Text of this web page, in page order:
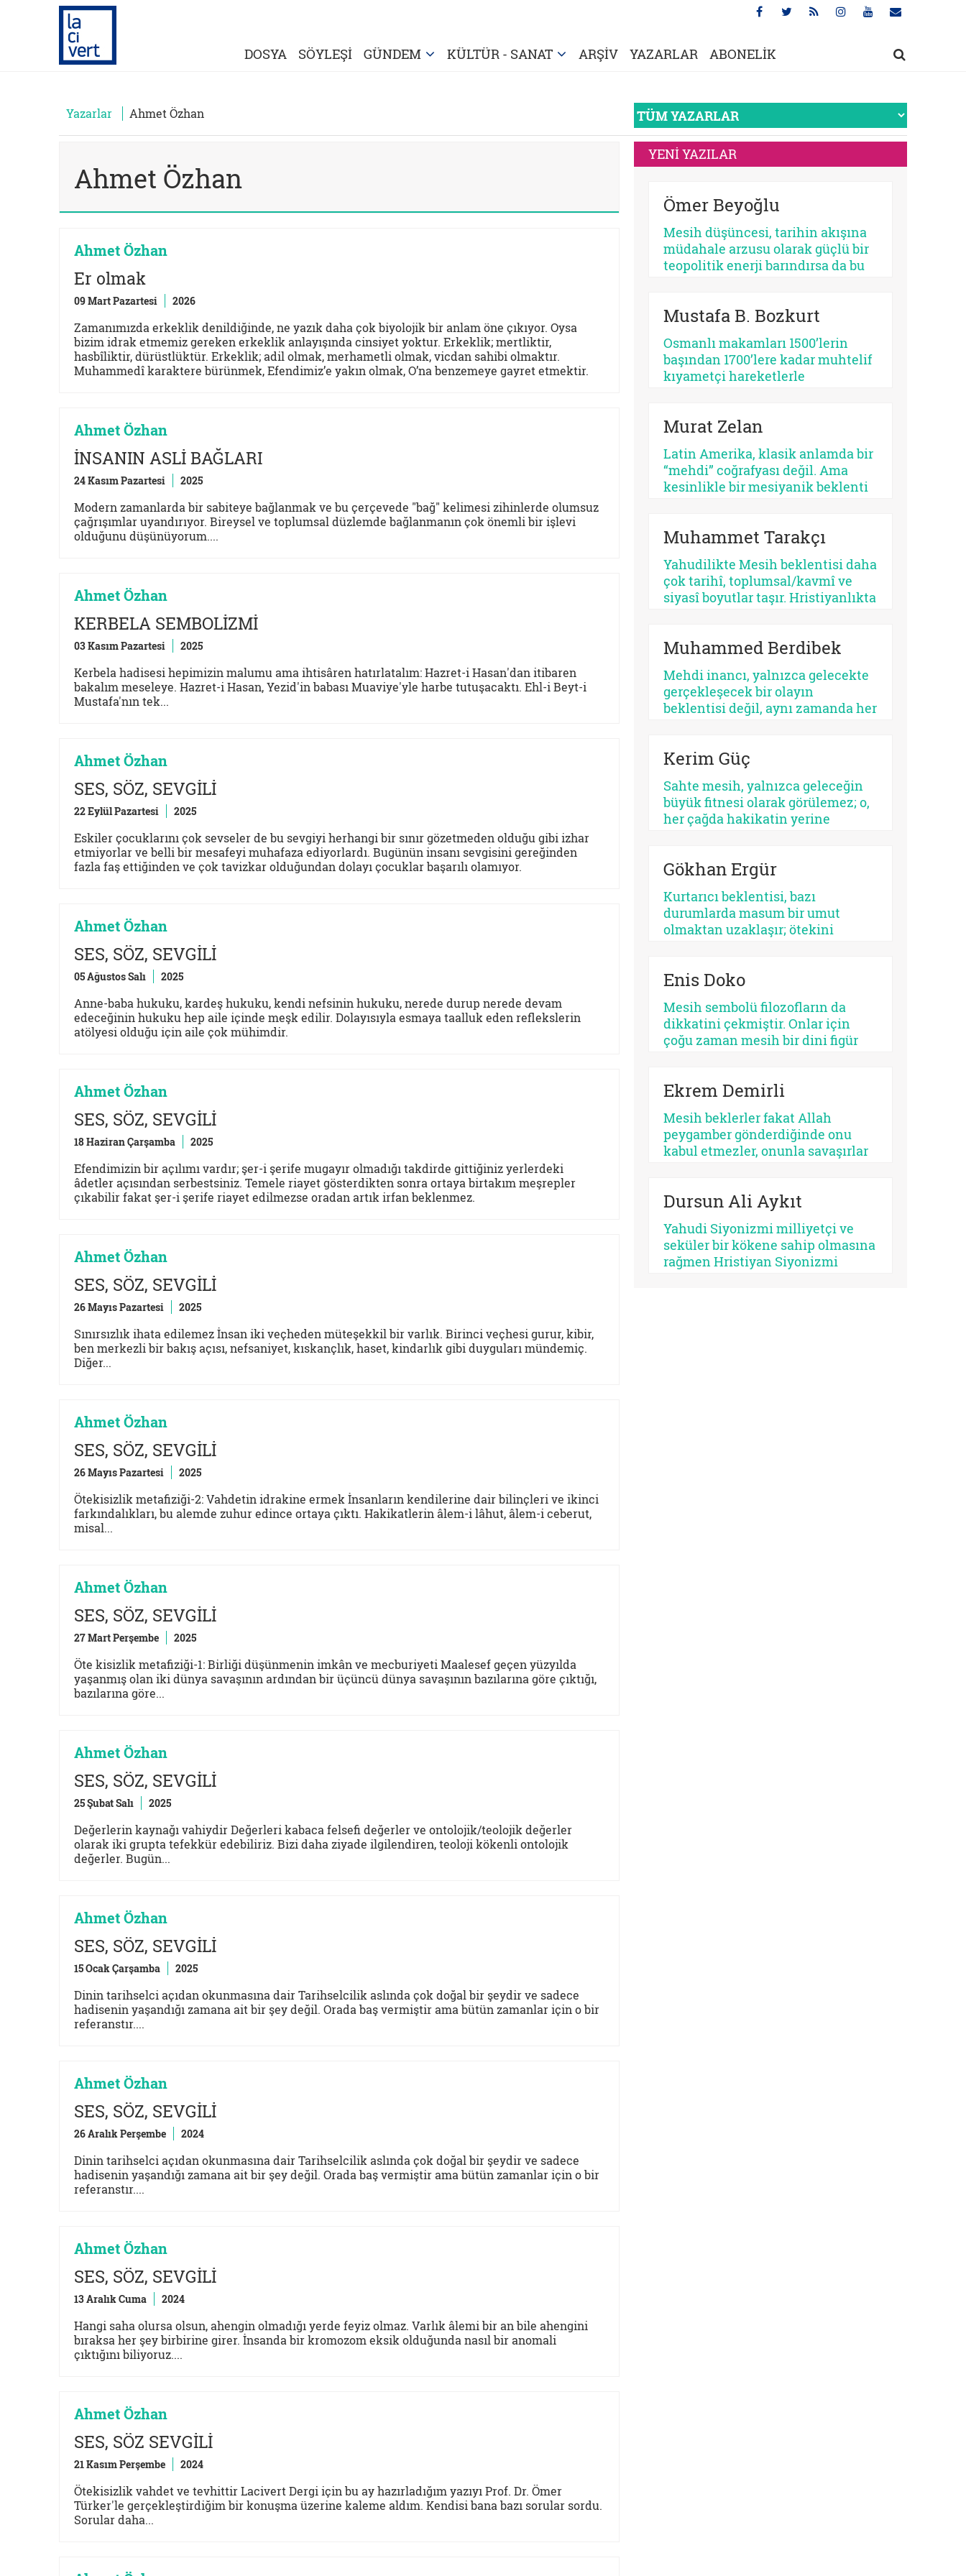
DOSYA SÖYLEŞİ GÜNDEM KÜLTÜR - SANAT ARŞİV YAZARLAR ABONELİK
Yazarlar Ahmet Özhan
Ahmet Özhan
Ahmet Özhan
Er olmak
09 Mart Pazartesi 2026
Zamanımızda erkeklik denildiğinde, ne yazık daha çok biyolojik bir anlam öne çıkıyor. Oysa
bizim idrak etmemiz gereken erkeklik anlayışında cinsiyet yoktur. Erkeklik; mertliktir,
hasbîliktir, dürüstlüktür. Erkeklik; adil olmak, merhametli olmak, vicdan sahibi olmaktır.
Muhammedî karaktere bürünmek, Efendimiz’e yakın olmak, O’na benzemeye gayret etmektir.
Ahmet Özhan
İNSANIN ASLİ BAĞLARI
24 Kasım Pazartesi 2025
Modern zamanlarda bir sabiteye bağlanmak ve bu çerçevede "bağ" kelimesi zihinlerde olumsuz
çağrışımlar uyandırıyor. Bireysel ve toplumsal düzlemde bağlanmanın çok önemli bir işlevi
olduğunu düşünüyorum....
Ahmet Özhan
KERBELA SEMBOLİZMİ
03 Kasım Pazartesi 2025
Kerbela hadisesi hepimizin malumu ama ihtisâren hatırlatalım: Hazret-i Hasan'dan itibaren
bakalım meseleye. Hazret-i Hasan, Yezid'in babası Muaviye'yle harbe tutuşacaktı. Ehl-i Beyt-i
Mustafa'nın tek...
Ahmet Özhan
SES, SÖZ, SEVGİLİ
22 Eylül Pazartesi 2025
Eskiler çocuklarını çok sevseler de bu sevgiyi herhangi bir sınır gözetmeden olduğu gibi izhar
etmiyorlar ve belli bir mesafeyi muhafaza ediyorlardı. Bugünün insanı sevgisini gereğinden
fazla faş ettiğinden ve çok tavizkar olduğundan dolayı çocuklar başarılı olamıyor.
Ahmet Özhan
SES, SÖZ, SEVGİLİ
05 Ağustos Salı 2025
Anne-baba hukuku, kardeş hukuku, kendi nefsinin hukuku, nerede durup nerede devam
edeceğinin hukuku hep aile içinde meşk edilir. Dolayısıyla esmaya taalluk eden reflekslerin
atölyesi olduğu için aile çok mühimdir.
Ahmet Özhan
SES, SÖZ, SEVGİLİ
18 Haziran Çarşamba 2025
Efendimizin bir açılımı vardır; şer-i şerife mugayır olmadığı takdirde gittiğiniz yerlerdeki
âdetler açısından serbestsiniz. Temele riayet gösterdikten sonra ortaya birtakım meşrepler
çıkabilir fakat şer-i şerife riayet edilmezse oradan artık irfan beklenmez.
Ahmet Özhan
SES, SÖZ, SEVGİLİ
26 Mayıs Pazartesi 2025
Sınırsızlık ihata edilemez İnsan iki veçheden müteşekkil bir varlık. Birinci veçhesi gurur, kibir,
ben merkezli bir bakış açısı, nefsaniyet, kıskançlık, haset, kindarlık gibi duyguları mündemiç.
Diğer...
Ahmet Özhan
SES, SÖZ, SEVGİLİ
26 Mayıs Pazartesi 2025
Ötekisizlik metafiziği-2: Vahdetin idrakine ermek İnsanların kendilerine dair bilinçleri ve ikinci
farkındalıkları, bu alemde zuhur edince ortaya çıktı. Hakikatlerin âlem-i lâhut, âlem-i ceberut,
misal...
Ahmet Özhan
SES, SÖZ, SEVGİLİ
27 Mart Perşembe 2025
Öte kisizlik metafiziği-1: Birliği düşünmenin imkân ve mecburiyeti Maalesef geçen yüzyılda
yaşanmış olan iki dünya savaşının ardından bir üçüncü dünya savaşının bazılarına göre çıktığı,
bazılarına göre...
Ahmet Özhan
SES, SÖZ, SEVGİLİ
25 Şubat Salı 2025
Değerlerin kaynağı vahiydir Değerleri kabaca felsefi değerler ve ontolojik/teolojik değerler
olarak iki grupta tefekkür edebiliriz. Bizi daha ziyade ilgilendiren, teoloji kökenli ontolojik
değerler. Bugün...
Ahmet Özhan
SES, SÖZ, SEVGİLİ
15 Ocak Çarşamba 2025
Dinin tarihselci açıdan okunmasına dair Tarihselcilik aslında çok doğal bir şeydir ve sadece
hadisenin yaşandığı zamana ait bir şey değil. Orada baş vermiştir ama bütün zamanlar için o bir
referanstır....
Ahmet Özhan
SES, SÖZ, SEVGİLİ
26 Aralık Perşembe 2024
Dinin tarihselci açıdan okunmasına dair Tarihselcilik aslında çok doğal bir şeydir ve sadece
hadisenin yaşandığı zamana ait bir şey değil. Orada baş vermiştir ama bütün zamanlar için o bir
referanstır....
Ahmet Özhan
SES, SÖZ, SEVGİLİ
13 Aralık Cuma 2024
Hangi saha olursa olsun, ahengin olmadığı yerde feyiz olmaz. Varlık âlemi bir an bile ahengini
bıraksa her şey birbirine girer. İnsanda bir kromozom eksik olduğunda nasıl bir anomali
çıktığını biliyoruz....
Ahmet Özhan
SES, SÖZ SEVGİLİ
21 Kasım Perşembe 2024
Ötekisizlik vahdet ve tevhittir Lacivert Dergi için bu ay hazırladığım yazıyı Prof. Dr. Ömer
Türker'le gerçekleştirdiğim bir konuşma üzerine kaleme aldım. Kendisi bana bazı sorular sordu.
Sorular daha...
YENİ YAZILAR
Ömer Beyoğlu
Mesih düşüncesi, tarihin akışına
müdahale arzusu olarak güçlü bir
teopolitik enerji barındırsa da bu
toplumsal bir çürümeyi ve
Dünyayı bir bekleme odasına
çeviren her tasavvur, şimdiyi ve
insan iradesini değersizleştirir.
Mustafa B. Bozkurt
Osmanlı makamları 1500’lerin
başından 1700’lere kadar muhtelif
kıyametçi hareketlerle
başarmıştır. Bu devrin, özellikle
devri olması tesadüf değildir.
Siyasi krizler kıyametçi
beklentileri tetiklemektedir.
Murat Zelan
Latin Amerika, klasik anlamda bir
“mehdi” coğrafyası değil. Ama
kesinlikle bir mesiyanik beklenti
beklemez, çoğu zaman kendi
yarasına benzeyen bir yüz arar. Bu
yüzden kıtanın azizleri
kusurludur, öfkelidir, bazen
günahkârdır, bazen başarısızdır.
Muhammet Tarakçı
Yahudilikte Mesih beklentisi daha
çok tarihî, toplumsal/kavmî ve
siyasî boyutlar taşır. Hristiyanlıkta
ilişkilendirilir. Yahudilikte Mesih
ikbali ve istikbali ile ilgili iken,
Hristiyanlıkta Mesih’in misyonu
bütün insanlığa yöneliktir.
Muhammed Berdibek
Mehdi inancı, yalnızca gelecekte
gerçekleşecek bir olayın
beklentisi değil, aynı zamanda her
konumlandırılan bir düşünsel
merkez olarak Şiî geleneğin en
belirleyici unsurlarından biri
olmayı sürdürmektedir.
Kerim Güç
Sahte mesih, yalnızca geleceğin
büyük fitnesi olarak görülemez; o,
her çağda hakikatin yerine
sistemdir, kimi zaman bir şahıs,
kimi zaman bir kült, kimi zaman
da insanın kendi benliğidir. Biri
kalabalıkları yutar, diğeri kalbi.
Fakat ikisinin de kaynağı aynıdır:
Gökhan Ergür
Kurtarıcı beklentisi, bazı
durumlarda masum bir umut
olmaktan uzaklaşır; ötekini
açıdan bakıldığında, her kurtarıcı
işlemez. Bazısı insanı
olgunlaştırır, bazısı sertleştirir.
Bazısı dayanıklılık üretir, bazısı
Enis Doko
Mesih sembolü filozofların da
dikkatini çekmiştir. Onlar için
çoğu zaman mesih bir dini figür
olarak düşünürken, kimileri onun
ideolojilerde yaşamaya devam
ettiğini savunur.
Ekrem Demirli
Mesih beklerler fakat Allah
peygamber gönderdiğinde onu
kabul etmezler, onunla savaşırlar
ayak sürürler. Günümüz için de
bunu düşünmek mümkündür:
Beklediklerini iddia ettikleri
kurtarıcı gelse onu da
tanımayacaklardır.
Dursun Ali Aykıt
Yahudi Siyonizmi milliyetçi ve
seküler bir kökene sahip olmasına
rağmen Hristiyan Siyonizmi